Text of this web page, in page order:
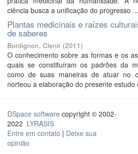
ciência busca a unificação do progresso ...
Plantas medicinais e raízes
de saberes
Bordignon, Clenir (2011)
O conhecimento sobre as formas e os
quais se constituíram os padrões da
como de suas maneiras de atuar no
norteou a elaboração do presente estudo
DSpace software copyright © 2002-
2022 LYRASIS
Entre em contato | Deixe sua
opinião